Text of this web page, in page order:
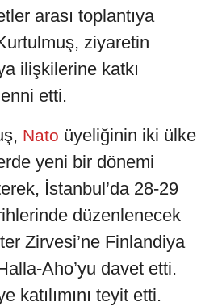
arası toplantıya
ziyaretin
ilişkilerine katkı
etti.
Nato üyeliğinin iki ülke
yeni bir dönemi
İstanbul’da 28-29
düzenlenecek
Zirvesi’ne Finlandiya
Aho’yu davet etti.
katılımını teyit etti.